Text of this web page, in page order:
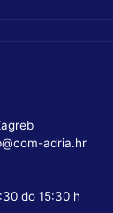
adria.hr
do 15:30 h